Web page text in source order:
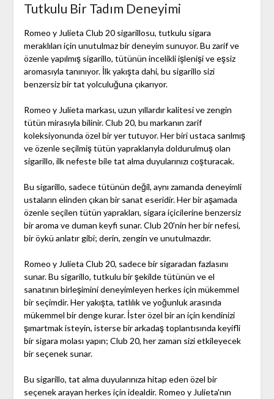
Tutkulu Bir Tadım Deneyimi
Romeo y Julieta Club 20 sigarillosu, tutkulu sigara
meraklıları için unutulmaz bir deneyim sunuyor. Bu zarif ve
özenle yapılmış sigarillo, tütünün incelikli işlenişi ve eşsiz
aromasıyla tanınıyor. İlk yakışta dahi, bu sigarillo sizi
benzersiz bir tat yolculuğuna çıkarıyor.
Romeo y Julieta markası, uzun yıllardır kalitesi ve zengin
tütün mirasıyla bilinir. Club 20, bu markanın zarif
koleksiyonunda özel bir yer tutuyor. Her biri ustaca sarılmış
ve özenle seçilmiş tütün yapraklarıyla doldurulmuş olan
sigarillo, ilk nefeste bile tat alma duyularınızı coşturacak.
Bu sigarillo, sadece tütünün değil, aynı zamanda deneyimli
ustaların elinden çıkan bir sanat eseridir. Her bir aşamada
özenle seçilen tütün yaprakları, sigara içicilerine benzersiz
bir aroma ve duman keyfi sunar. Club 20'nin her bir nefesi,
bir öykü anlatır gibi; derin, zengin ve unutulmazdır.
Romeo y Julieta Club 20, sadece bir sigaradan fazlasını
sunar. Bu sigarillo, tutkulu bir şekilde tütünün ve el
sanatının birleşimini deneyimleyen herkes için mükemmel
bir seçimdir. Her yakışta, tatlılık ve yoğunluk arasında
mükemmel bir denge kurar. İster özel bir an için kendinizi
şımartmak isteyin, isterse bir arkadaş toplantısında keyifli
bir sigara molası yapın; Club 20, her zaman sizi etkileyecek
bir seçenek sunar.
Bu sigarillo, tat alma duyularınıza hitap eden özel bir
seçenek arayan herkes için idealdir. Romeo y Julieta'nın